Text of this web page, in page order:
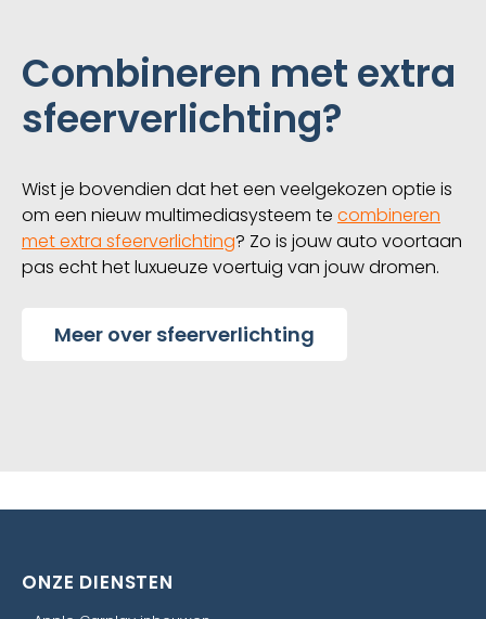
Combineren met extra
sfeerverlichting?
Wist je bovendien dat het een veelgekozen optie is
om een nieuw multimediasysteem te combineren
met extra sfeerverlichting? Zo is jouw auto voortaan
pas echt het luxueuze voertuig van jouw dromen.
Meer over sfeerverlichting
ONZE DIENSTEN